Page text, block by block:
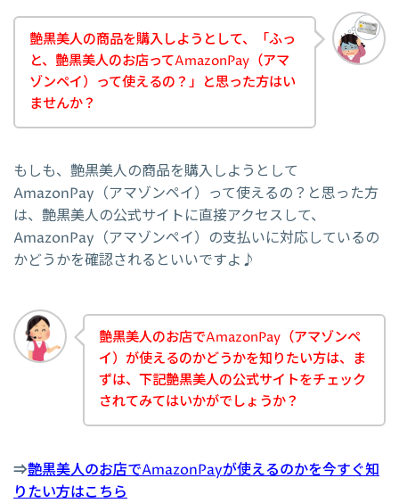
艶黒美人の商品を購入しようとして、「ふっ
と、艶黒美人のお店ってAmazonPay（アマ
ゾンペイ）って使えるの？」と思った方はい
ませんか？
もしも、艶黒美人の商品を購入しようとして
AmazonPay（アマゾンペイ）って使えるの？と思った方
は、艶黒美人の公式サイトに直接アクセスして、
AmazonPay（アマゾンペイ）の支払いに対応しているの
かどうかを確認されるといいですよ♪
艶黒美人のお店でAmazonPay（アマゾンペ
イ）が使えるのかどうかを知りたい方は、ま
ずは、下記艶黒美人の公式サイトをチェック
されてみてはいかがでしょうか？
⇒艶黒美人のお店でAmazonPayが使えるのかを今すぐ知
りたい方はこちら